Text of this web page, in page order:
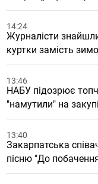
14:24
Журналісти
куртки замість
13:46
НАБУ підозрює
"намутили" на
13:40
Закарпатська
пісню "До